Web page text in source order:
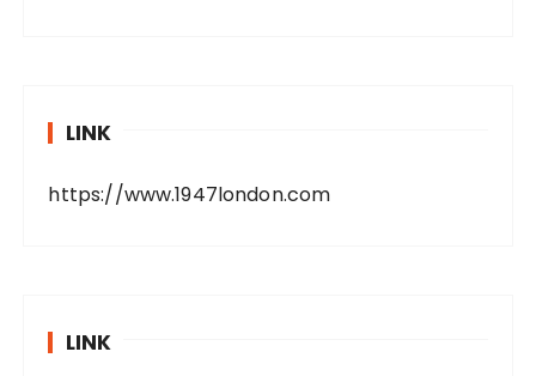
LINK
https://www.1947london.com
LINK